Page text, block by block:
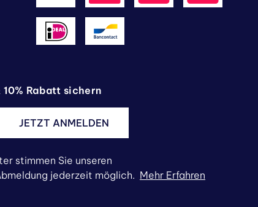
Rabatt sichern
JETZT ANMELDEN
stimmen Sie unseren
jederzeit möglich. Mehr Erfahren